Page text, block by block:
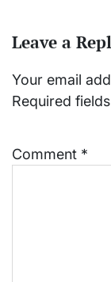
Leave a
Your email
Required
Comment *